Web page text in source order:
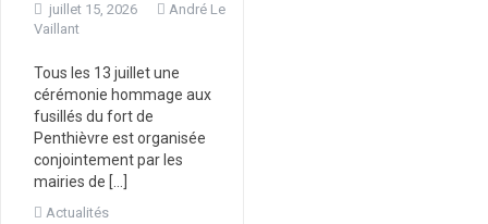
juillet 15, 2026
André Le
Vaillant
Tous les 13 juillet une
cérémonie hommage aux
fusillés du fort de
Penthièvre est organisée
conjointement par les
mairies de […]
Actualités